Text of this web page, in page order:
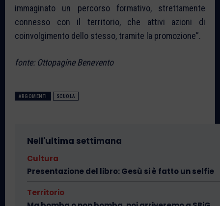
immaginato un percorso formativo, strettamente
connesso con il territorio, che attivi azioni di
coinvolgimento dello stesso, tramite la promozione”.
fonte: Ottopagine Benevento
ARGOMENTI SCUOLA
Nell'ultima settimana
Cultura
Presentazione del libro: Gesù si è fatto un selfie
Territorio